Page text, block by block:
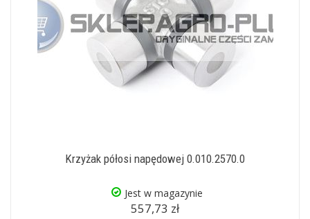
Krzyżak półosi napędowej 0.010.2570.0
Jest w magazynie
557,73 zł